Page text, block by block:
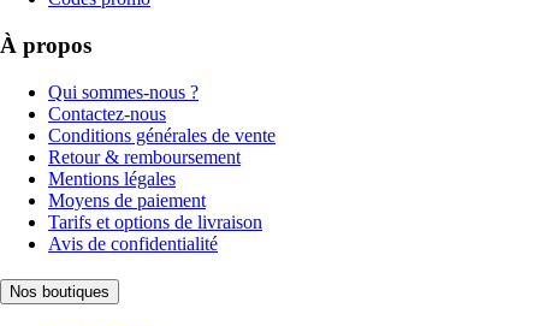
À propos
Qui sommes-nous ?
Contactez-nous
Conditions générales de vente
Retour & remboursement
Mentions légales
Moyens de paiement
Tarifs et options de livraison
Avis de confidentialité
Nos boutiques